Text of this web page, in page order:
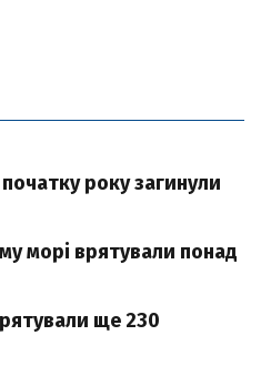
року загинули
морі врятували понад
ще 230